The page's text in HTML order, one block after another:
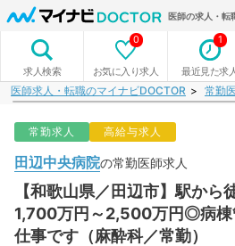
医師の求人・転
求人検索 お気に入り求人
0
最近見た求
1
医師求人・転職のマイナビDOCTOR 常勤
常勤求人 高給与求人
田辺中央病院の常勤医師求人
【和歌山県／田辺市】駅か
1,700万円～2,500万円◎病棟
仕事です（麻酔科／常勤）